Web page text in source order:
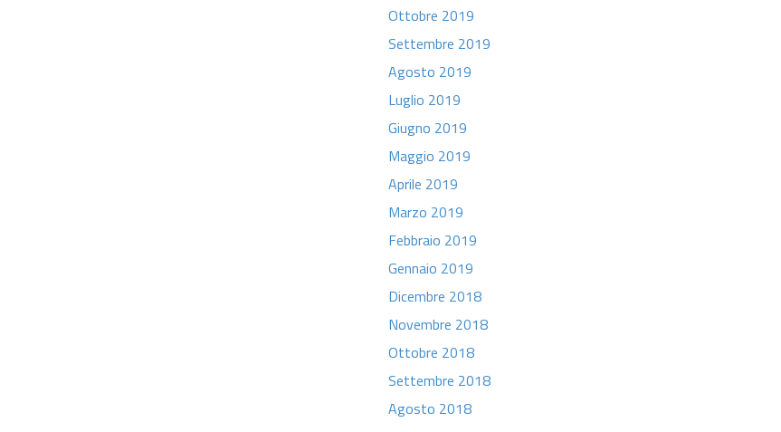
Ottobre 2019
Settembre 2019
Agosto 2019
Luglio 2019
Giugno 2019
Maggio 2019
Aprile 2019
Marzo 2019
Febbraio 2019
Gennaio 2019
Dicembre 2018
Novembre 2018
Ottobre 2018
Settembre 2018
Agosto 2018